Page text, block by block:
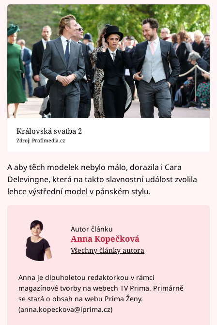
Královská svatba 2
Zdroj: Profimedia.cz
A aby těch modelek nebylo málo, dorazila i Cara
Delevingne, která na takto slavnostní událost zvolila
lehce výstřední model v pánském stylu.
Autor článku
Anna Kopečková
Všechny články autora
Anna je dlouholetou redaktorkou v rámci
magazínové tvorby na webech TV Prima. Primárně
se stará o obsah na webu Prima Ženy.
(anna.kopeckova@iprima.cz)